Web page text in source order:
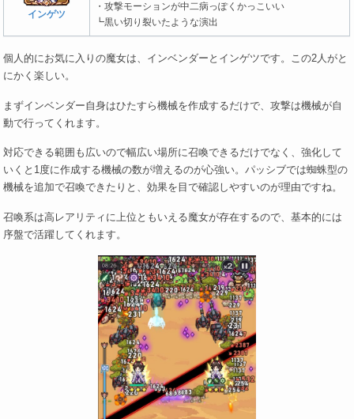
インゲツ
・攻撃モーションが中二病っぽくかっこいい
┗黒い切り裂いたような演出
個人的にお気に入りの魔女は、インベンダーとインゲツです。この2人がと
にかく楽しい。
まずインベンダー自身はひたすら機械を作成するだけで、攻撃は機械が自
動で行ってくれます。
対応できる範囲も広いので幅広い場所に召喚できるだけでなく、強化して
いくと1度に作成する機械の数が増えるのが心強い。パッシブでは蜘蛛型の
機械を追加で召喚できたりと、効果を目で確認しやすいのが理由ですね。
召喚系は高レアリティに上位ともいえる魔女が存在するので、基本的には
序盤で活躍してくれます。